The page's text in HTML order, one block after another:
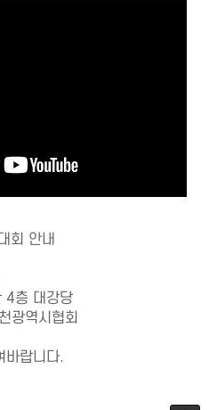
회 안내
4층 대강당
광역시협회
바랍니다.